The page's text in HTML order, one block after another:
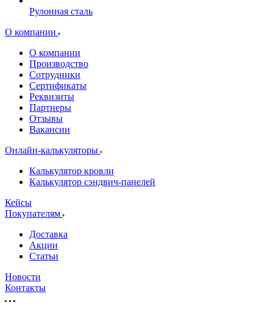
Рулонная сталь
О компании
О компании
Производство
Сотрудники
Сертификаты
Реквизиты
Партнеры
Отзывы
Вакансии
Онлайн-калькуляторы
Калькулятор кровли
Калькулятор сэндвич-панелей
Кейсы
Покупателям
Доставка
Акции
Статьи
Новости
Контакты